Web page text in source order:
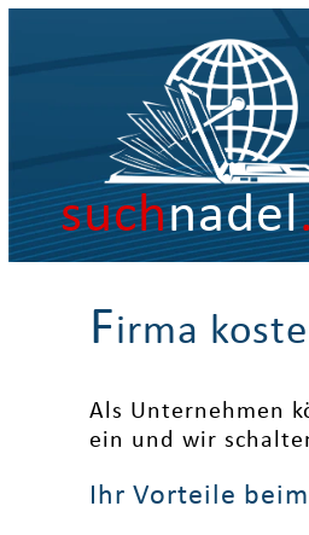
suchnadel
Firma
Als Unternehmen
ein und wir
Ihr Vorteile